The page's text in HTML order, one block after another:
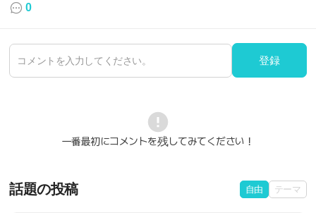
0
登録
一番最初にコメントを残してみてください！
話題の投稿 自由 テーマ